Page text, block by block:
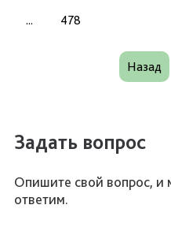
... 478
Назад
Задать вопрос
Опишите свой вопрос, и
ответим.